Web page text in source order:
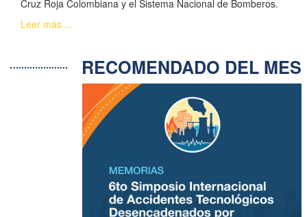
Cruz Roja Colombiana y el Sistema Nacional de Bomberos.
Leer más ...
RECOMENDADO DEL